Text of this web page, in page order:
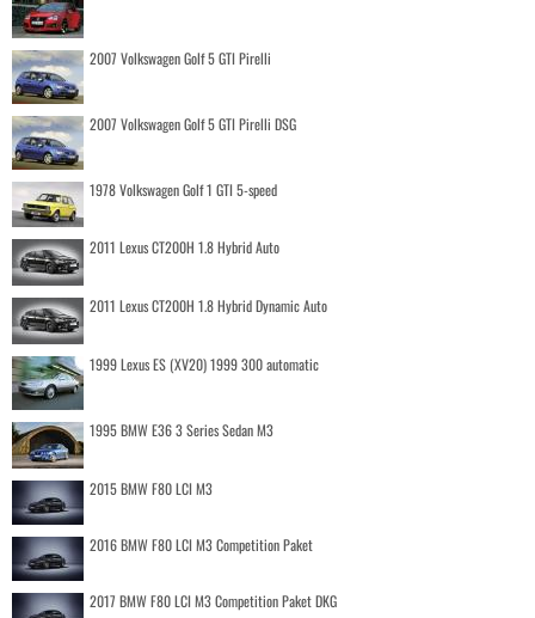
2007 Volkswagen Golf 5 GTI Pirelli
2007 Volkswagen Golf 5 GTI Pirelli DSG
1978 Volkswagen Golf 1 GTI 5-speed
2011 Lexus CT200H 1.8 Hybrid Auto
2011 Lexus CT200H 1.8 Hybrid Dynamic Auto
1999 Lexus ES (XV20) 1999 300 automatic
1995 BMW E36 3 Series Sedan M3
2015 BMW F80 LCI M3
2016 BMW F80 LCI M3 Competition Paket
2017 BMW F80 LCI M3 Competition Paket DKG